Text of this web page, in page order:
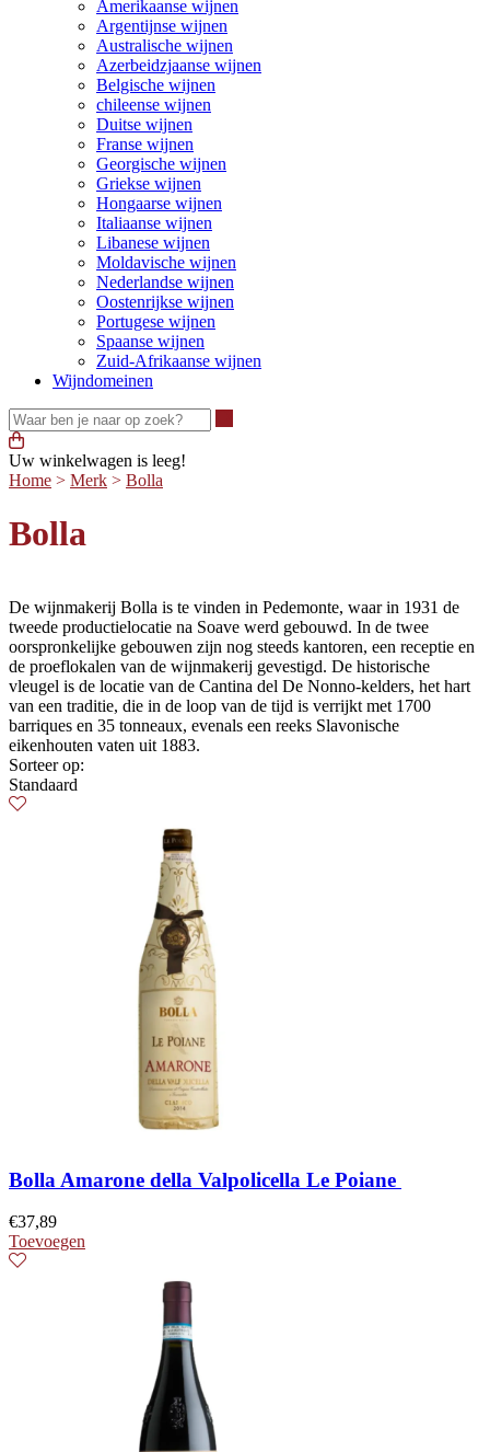
Amerikaanse wijnen
Argentijnse wijnen
Australische wijnen
Azerbeidzjaanse wijnen
Belgische wijnen
chileense wijnen
Duitse wijnen
Franse wijnen
Georgische wijnen
Griekse wijnen
Hongaarse wijnen
Italiaanse wijnen
Libanese wijnen
Moldavische wijnen
Nederlandse wijnen
Oostenrijkse wijnen
Portugese wijnen
Spaanse wijnen
Zuid-Afrikaanse wijnen
Wijndomeinen
Uw winkelwagen is leeg!
Home > Merk > Bolla
Bolla
De wijnmakerij Bolla is te vinden in Pedemonte, waar in 1931 de
tweede productielocatie na Soave werd gebouwd. In de twee
oorspronkelijke gebouwen zijn nog steeds kantoren, een receptie en
de proeflokalen van de wijnmakerij gevestigd. De historische
vleugel is de locatie van de Cantina del De Nonno-kelders, het hart
van een traditie, die in de loop van de tijd is verrijkt met 1700
barriques en 35 tonneaux, evenals een reeks Slavonische
eikenhouten vaten uit 1883.
Sorteer op:
Standaard
Bolla Amarone della Valpolicella Le Poiane
€37,89
Toevoegen